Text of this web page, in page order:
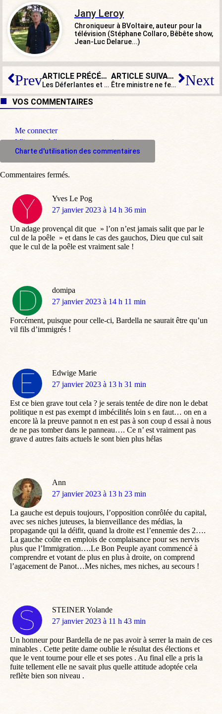
Jany Leroy
Chroniqueur à BVoltaire, auteur pour la
télévision (Stéphane Collaro, Bêbête show,
Jean-Luc Delarue...)
Prev ARTICLE PRÉCÉDENT
Les Déferlantes et Perpignan : Pour la fête de L’Huma, les artistes « engagés » étaient moins regardants
ARTICLE SUIVANT
Être ministre ne ferait donc plus rêver : on se demande pourquoi ! Next
VOS COMMENTAIRES
Me connecter
M'inscrire à l'espace commentaire
Charte d'utilisation des commentaires
Yves Le Pog
dit
27 janvier 2023 à 14 h 36 min
Un adage provençal dit que » l’on n’est jamais salit que par le
cul de la poêle » et dans le cas des gauchos, Dieu que cul sait
que le cul de la poêle est vraiment sale !
domipa
dit
27 janvier 2023 à 14 h 11 min
Forcément, puisque pour celle-ci, Bardella ne saurait être qu’un
vil fils d’immigrés !
Edwige Marie
dit
27 janvier 2023 à 13 h 31 min
Est ce bien grave tout cela ? je serais tentée de dire non le debat
politique n est pas exempt d imbécilités loin s en faut… on en a
encore là la preuve pannot n en est pas à son coup d essai à nous
de ne pas tomber dans le panneau…. Ce n’ est vraiment pas
grave d autres faits actuels le sont bien plus hélas
Ann
dit
27 janvier 2023 à 13 h 23 min
La gauche est depuis toujours, l’opposition conrôlée du capital,
avec ses niches juteuses, la bienveillance des médias, la
propagande qui la déifit, quand la droite est l’ennemie des 2….
La gauche coûte en emplois de complaisance pour ses nervis
plus que l’Immigration….Le Bon Peuple ayant commencé à
comprendre et votant de plus en plus à droite, on comprend
l’agacement de Panot…Mes niches, mes niches, au secours !
STEINER Yolande
dit
27 janvier 2023 à 11 h 43 min
Un honneur pour Bardella de ne pas avoir à serrer la main de ces
minables . Cette petite dame oublie le résultat des élections et
que le vent tourne pour elle et ses potes . Au final elle a pris la
fuite tellement elle ne savait plus quelle attitude adoptée cela
reflète bien son niveau .
Commentaires fermés.